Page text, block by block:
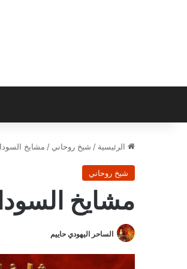
الرئيسية / شيخ روحاني / مشايخ
شيخ روحاني
مشايخ
الساحر اليهودي حاييم